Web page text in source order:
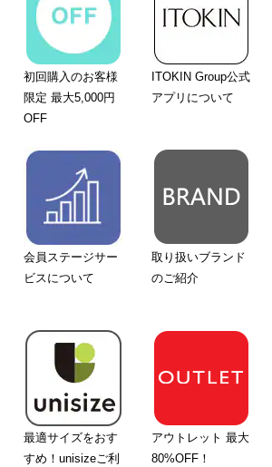
初回購入のお客様
限定 最大5,000円
OFF
ITOKIN Group公式
アプリについて
会員ステージサー
ビスについて
取り扱いブランド
のご紹介
最適サイズをおす
すめ！unisizeご利
アウトレット 最大
80%OFF！